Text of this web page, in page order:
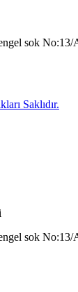
sok No:13/
Saklıdır.
sok No:13/